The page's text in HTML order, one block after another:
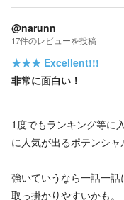
@narunn
17件のレビューを投稿
★★★ Excellent!!!
非常に面白い！
1度でもランキング等に
に人気が出るポテンシャ
強いていうなら一話一
取っ掛かりやすいかも。